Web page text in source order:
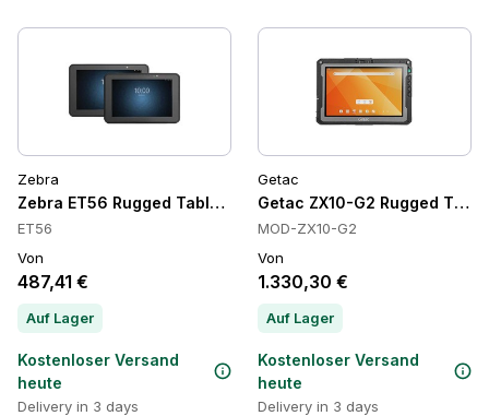
Zebra
Zebra ET56 Rugged Tablets, LTE, IP65, 4 GB
ET56
Von
487,41 €
Auf Lager
Kostenloser Versand
heute
Delivery in 3 days
Getac
Getac ZX10-G2 Rugged
MOD-ZX10-G2
Von
1.330,30 €
Auf Lager
Kostenloser Versand
heute
Delivery in 3 days